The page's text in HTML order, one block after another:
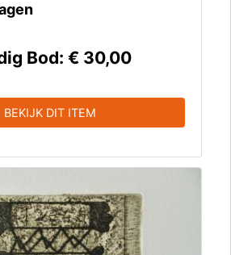
Bod: € 30,00
BEKIJK DIT ITEM